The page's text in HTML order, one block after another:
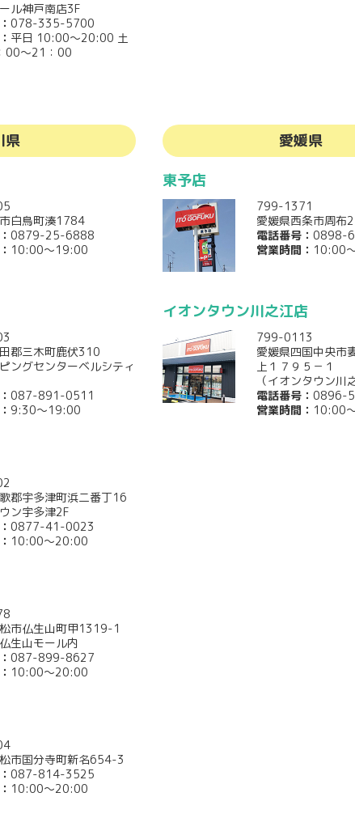
ル神戸南店3F
078-335-5700
平日 10:00～20:00 土
00〜21：00
県
白鳥町湊1784
0879-25-6888
10:00～19:00
郡三木町鹿伏310
ピングセンターベルシティ
087-891-0511
9:30～19:00
郡宇多津町浜二番丁16
ン宇多津2F
0877-41-0023
10:00～20:00
市仏生山町甲1319-1
生山モール内
087-899-8627
10:00～20:00
市国分寺町新名654-3
087-814-3525
10:00～20:00
愛媛県
東予店
799-1371
愛媛県西条市周布
電話番号： 0898-
営業時間： 10:00
イオンタウン川之江店
799-0113
愛媛県四国中央市
上１７９５－１
（イオンタウン川
電話番号： 0896-
営業時間： 10:00